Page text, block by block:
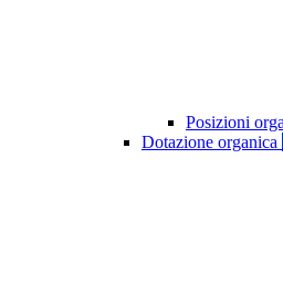
Posizioni
Dotazione organica